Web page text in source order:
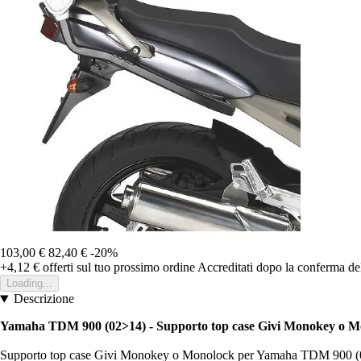
103,00 € 82,40 € -20%
+4,12 € offerti sul tuo prossimo ordine Accreditati dopo la conferma
Loading...
Descrizione
Yamaha TDM 900 (02>14) - Supporto top case Givi Monokey o
Supporto top case Givi Monokey o Monolock per Yamaha TDM 900